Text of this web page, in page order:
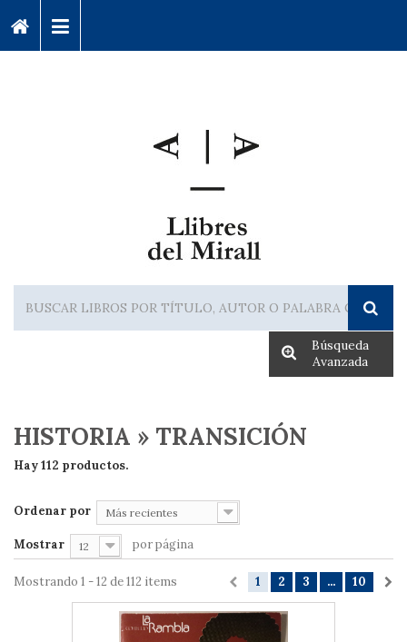
Búsqueda
Avanzada
HISTORIA » TRANSICIÓN
Hay 112 productos.
Ordenar por Más recientes
Mostrar 12 por página
1 2 3 ... 10
Mostrando 1 - 12 de 112 items